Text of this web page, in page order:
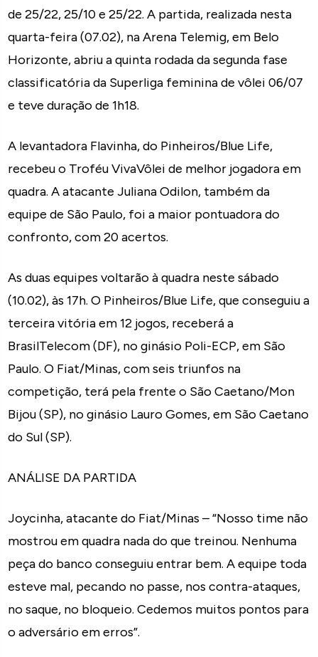
de 25/22, 25/10 e 25/22. A partida, realizada nesta
quarta-feira (07.02), na Arena Telemig, em Belo
Horizonte, abriu a quinta rodada da segunda fase
classificatória da Superliga feminina de vôlei 06/07
e teve duração de 1h18.
A levantadora Flavinha, do Pinheiros/Blue Life,
recebeu o Troféu VivaVôlei de melhor jogadora em
quadra. A atacante Juliana Odilon, também da
equipe de São Paulo, foi a maior pontuadora do
confronto, com 20 acertos.
As duas equipes voltarão à quadra neste sábado
(10.02), às 17h. O Pinheiros/Blue Life, que conseguiu a
terceira vitória em 12 jogos, receberá a
BrasilTelecom (DF), no ginásio Poli-ECP, em São
Paulo. O Fiat/Minas, com seis triunfos na
competição, terá pela frente o São Caetano/Mon
Bijou (SP), no ginásio Lauro Gomes, em São Caetano
do Sul (SP).
ANÁLISE DA PARTIDA
Joycinha, atacante do Fiat/Minas – “Nosso time não
mostrou em quadra nada do que treinou. Nenhuma
peça do banco conseguiu entrar bem. A equipe toda
esteve mal, pecando no passe, nos contra-ataques,
no saque, no bloqueio. Cedemos muitos pontos para
o adversário em erros”.